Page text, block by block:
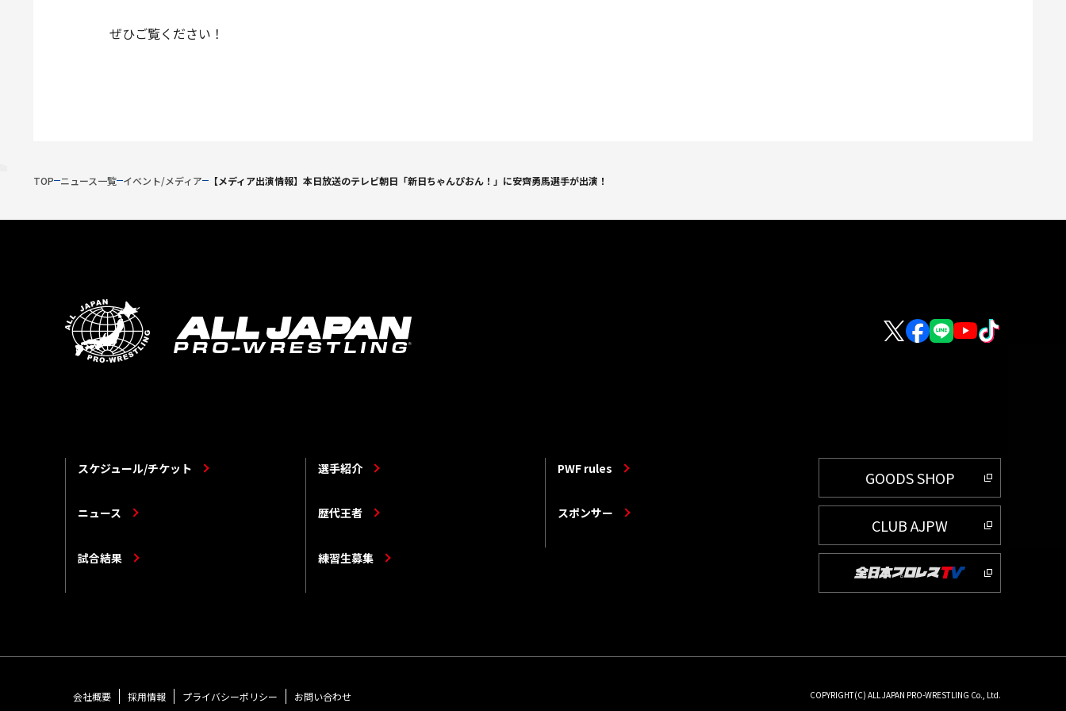
ぜひご覧ください！
TOP ニュース一覧 イベント/メディア 【メディア出演情報】本日放送のテレビ朝日「新日ちゃんぴおん！」に安齊勇馬選手が出演！
スケジュール/チケット 選手紹介 PWF rules
ニュース 歴代王者 スポンサー
試合結果 練習生募集
GOODS SHOP
CLUB AJPW
会社概要 採用情報 プライバシーポリシー お問い合わせ COPYRIGHT(C) ALL JAPAN PRO-WRESTLING Co., Ltd.